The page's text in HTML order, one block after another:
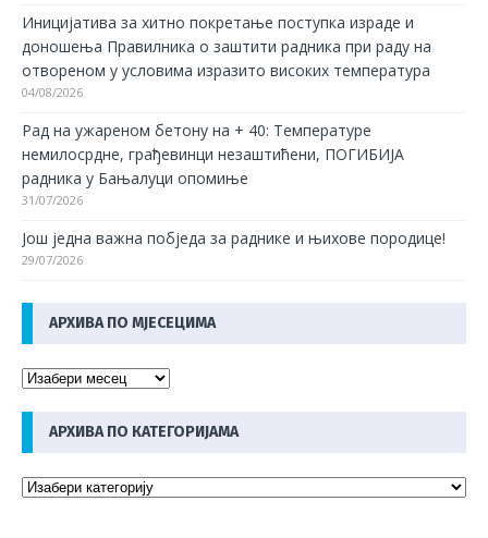
Иницијатива за хитно покретање поступка израде и
доношења Правилника о заштити радника при раду на
отвореном у условима изразито високих температура
04/08/2026
Рад на ужареном бетону на + 40: Температуре
немилосрдне, грађевинци незаштићени, ПОГИБИЈА
радника у Бањалуци опомиње
31/07/2026
Још једна важна побједа за раднике и њихове породице!
29/07/2026
АРХИВА ПО МЈЕСЕЦИМА
АРХИВА ПО КАТЕГОРИЈАМА